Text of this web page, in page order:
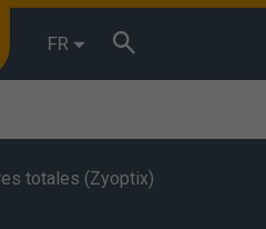
FR
totales (Zyoptix)